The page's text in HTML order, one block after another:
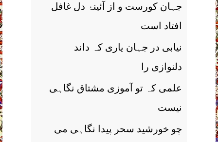
جہان کورست و از آئینۂ دل غافل
افتاد است
نیابی در جہان یاری کہ داند
دلنوازی را
علمی کہ تو آموزی مشتاق نگاہی
نیست
چو خورشید سحر پیدا نگاہی می